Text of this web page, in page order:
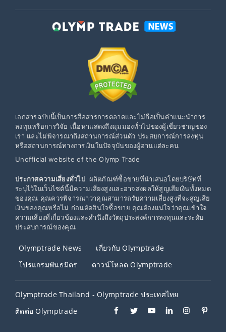
เอกสารฉบับนี้เป็นการสื่อสารการตลาดและไม่ถือเป็นคำแนะนำการ
ลงทุนหรือการวิจัย เนื้อหาแสดงถึงมุมมองทั่วไปของผู้เชี่ยวชาญของ
เรา และไม่พิจารณาถึงสถานการณ์ส่วนตัว ประสบการณ์การลงทุน
หรือสถานการณ์ทางการเงินในปัจจุบันของผู้อ่านแต่ละคน
Unofficial website of the Olymp Trade
ประกาศความเสี่ยงทั่วไป: ผลิตภัณฑ์ซื้อขายที่นำเสนอโดยบริษัทที่
ระบุไว้ในเว็บไซต์นี้มีความเสี่ยงสูงและอาจส่งผลให้สูญเสียเงินทั้งหมด
ของคุณ คุณควรพิจารณาว่าคุณสามารถรับความเสี่ยงสูงที่จะสูญเสีย
เงินของคุณหรือไม่ ก่อนตัดสินใจซื้อขาย คุณต้องแน่ใจว่าคุณเข้าใจ
ความเสี่ยงที่เกี่ยวข้องและคำนึงถึงวัตถุประสงค์การลงทุนและระดับ
ประสบการณ์ของคุณ
Olymptrade News
เกี่ยวกับ Olymptrade
โปรแกรมพันธมิตร
ดาวน์โหลด Olymptrade
Olymptrade Thailand - Olymptrade ประเทศไทย
ติดต่อ Olymptrade